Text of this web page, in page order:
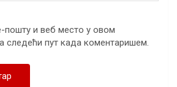
пошту и веб место у овом
следећи пут када коментаришем.